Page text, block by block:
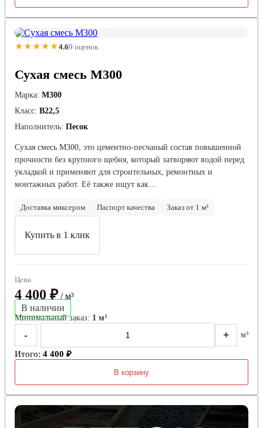
★★★★★4.69 оценок
Сухая смесь М300
Марка: М300
Класс: В22,5
Наполнитель: Песок
Сухая смесь М300, это цементно-песчаный состав повышенной
прочности без крупного щебня, который затворяют водой перед
укладкой и применяют для строительных, ремонтных и
монтажных работ. Её также ищут как…
Доставка миксером Паспорт качества Заказ от 1 м³
Купить в 1 клик
Цена
4 400 ₽ / м³
В наличии
Минимальный заказ: 1 м³
- + м³
Итого: 4 400 ₽
В корзину